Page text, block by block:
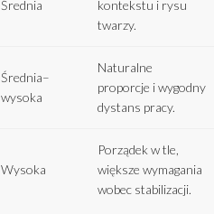
Średnia
kontekstu i rysu
twarzy.
Średnia–
wysoka
Naturalne
proporcje i wygodny
dystans pracy.
Wysoka
Porządek w tle,
większe wymagania
wobec stabilizacji.